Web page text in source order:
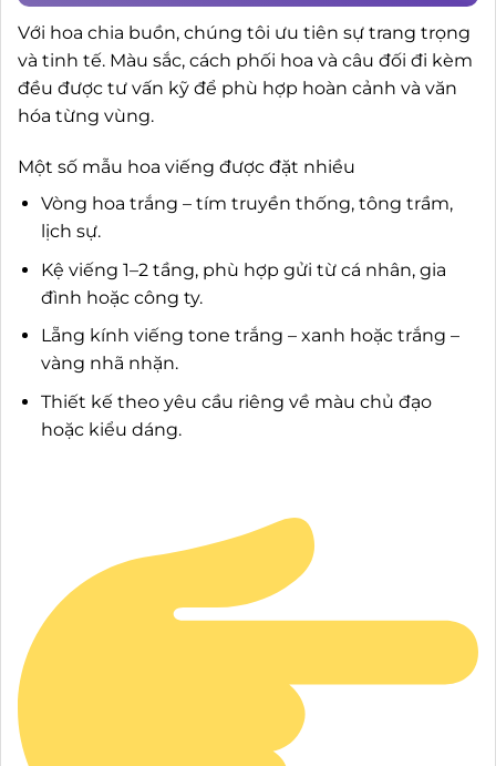
Với hoa chia buồn, chúng tôi ưu tiên sự trang trọng
và tinh tế. Màu sắc, cách phối hoa và câu đối đi kèm
đều được tư vấn kỹ để phù hợp hoàn cảnh và văn
hóa từng vùng.
Một số mẫu hoa viếng được đặt nhiều
Vòng hoa trắng – tím truyền thống, tông trầm,
lịch sự.
Kệ viếng 1–2 tầng, phù hợp gửi từ cá nhân, gia
đình hoặc công ty.
Lẵng kính viếng tone trắng – xanh hoặc trắng –
vàng nhã nhặn.
Thiết kế theo yêu cầu riêng về màu chủ đạo
hoặc kiểu dáng.